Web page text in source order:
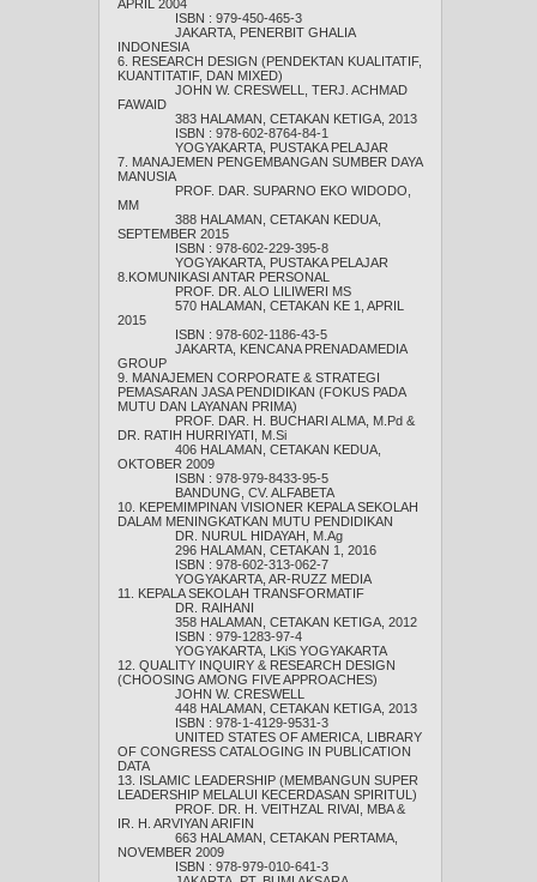
APRIL 2004
ISBN : 979-450-465-3
JAKARTA, PENERBIT GHALIA
INDONESIA
6. RESEARCH DESIGN (PENDEKTAN KUALITATIF,
KUANTITATIF, DAN MIXED)
JOHN W. CRESWELL, TERJ. ACHMAD
FAWAID
383 HALAMAN, CETAKAN KETIGA, 2013
ISBN : 978-602-8764-84-1
YOGYAKARTA, PUSTAKA PELAJAR
7. MANAJEMEN PENGEMBANGAN SUMBER DAYA
MANUSIA
PROF. DAR. SUPARNO EKO WIDODO,
MM
388 HALAMAN, CETAKAN KEDUA,
SEPTEMBER 2015
ISBN : 978-602-229-395-8
YOGYAKARTA, PUSTAKA PELAJAR
8.KOMUNIKASI ANTAR PERSONAL
PROF. DR. ALO LILIWERI MS
570 HALAMAN, CETAKAN KE 1, APRIL
2015
ISBN : 978-602-1186-43-5
JAKARTA, KENCANA PRENADAMEDIA
GROUP
9. MANAJEMEN CORPORATE & STRATEGI
PEMASARAN JASA PENDIDIKAN (FOKUS PADA
MUTU DAN LAYANAN PRIMA)
PROF. DAR. H. BUCHARI ALMA, M.Pd &
DR. RATIH HURRIYATI, M.Si
406 HALAMAN, CETAKAN KEDUA,
OKTOBER 2009
ISBN : 978-979-8433-95-5
BANDUNG, CV. ALFABETA
10. KEPEMIMPINAN VISIONER KEPALA SEKOLAH
DALAM MENINGKATKAN MUTU PENDIDIKAN
DR. NURUL HIDAYAH, M.Ag
296 HALAMAN, CETAKAN 1, 2016
ISBN : 978-602-313-062-7
YOGYAKARTA, AR-RUZZ MEDIA
11. KEPALA SEKOLAH TRANSFORMATIF
DR. RAIHANI
358 HALAMAN, CETAKAN KETIGA, 2012
ISBN : 979-1283-97-4
YOGYAKARTA, LKiS YOGYAKARTA
12. QUALITY INQUIRY & RESEARCH DESIGN
(CHOOSING AMONG FIVE APPROACHES)
JOHN W. CRESWELL
448 HALAMAN, CETAKAN KETIGA, 2013
ISBN : 978-1-4129-9531-3
UNITED STATES OF AMERICA, LIBRARY
OF CONGRESS CATALOGING IN PUBLICATION
DATA
13. ISLAMIC LEADERSHIP (MEMBANGUN SUPER
LEADERSHIP MELALUI KECERDASAN SPIRITUL)
PROF. DR. H. VEITHZAL RIVAI, MBA &
IR. H. ARVIYAN ARIFIN
663 HALAMAN, CETAKAN PERTAMA,
NOVEMBER 2009
ISBN : 978-979-010-641-3